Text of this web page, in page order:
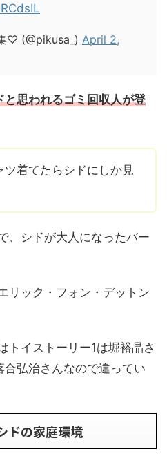
♡ (@pikusa_) April 2,
思われるゴミ回収人が登
ツ着てたらシドにしか見
、シドが大人になったバー
リック・フォン・デットン
トイストーリー1は堀裕晶さ
弘治さんなので違ってい
ドの家庭環境